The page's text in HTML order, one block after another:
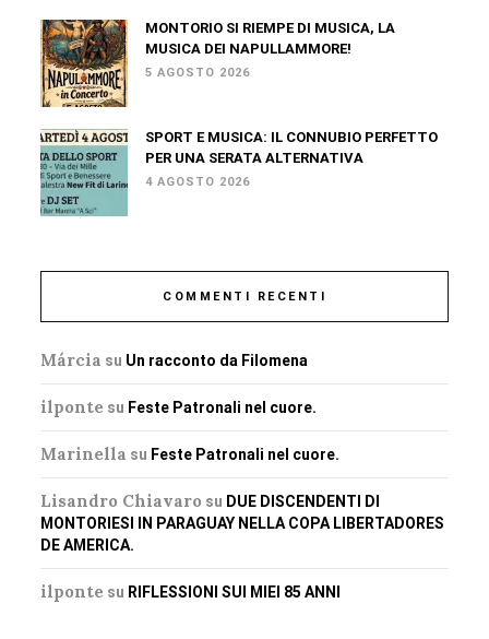
MONTORIO SI RIEMPE DI MUSICA, LA
MUSICA DEI NAPULLAMMORE!
5 AGOSTO 2026
SPORT E MUSICA: IL CONNUBIO PERFETTO
PER UNA SERATA ALTERNATIVA
4 AGOSTO 2026
COMMENTI RECENTI
Márcia su Un racconto da Filomena
ilponte su Feste Patronali nel cuore.
Marinella su Feste Patronali nel cuore.
Lisandro Chiavaro su DUE DISCENDENTI DI
MONTORIESI IN PARAGUAY NELLA COPA LIBERTADORES
DE AMERICA.
ilponte su RIFLESSIONI SUI MIEI 85 ANNI